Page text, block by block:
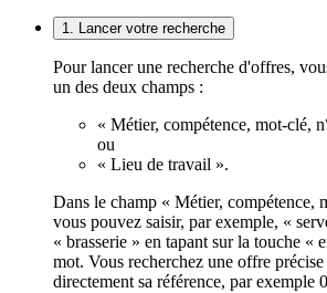
1. Lancer votre recherche
Pour lancer une recherche d'offres,
un des deux champs :
« Métier, compétence, mot-clé,
ou
« Lieu de travail ».
Dans le champ « Métier, compétence,
vous pouvez saisir, par exemple, «
« brasserie » en tapant sur la touche «
mot. Vous recherchez une offre précise
directement sa référence, par exemple